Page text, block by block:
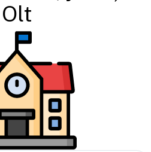
Olt